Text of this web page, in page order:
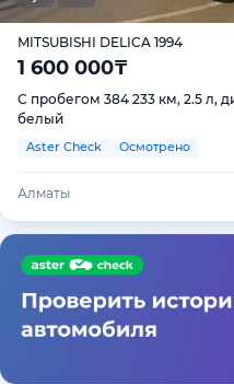
MITSUBISHI DELICA 1994
1 600 000₸
С пробегом 384 233 км, 2.5 л,
белый
Aster Check Осмотрено
Алматы